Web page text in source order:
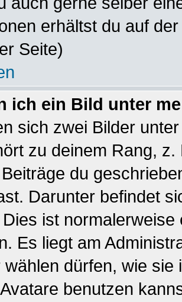
erhältst du auf
Seite)
ich ein Bild unter
sich zwei Bilder
zu deinem Rang,
du
Darunter befindet
ist
Es liegt am
wählen dürfen, wie
benutzen